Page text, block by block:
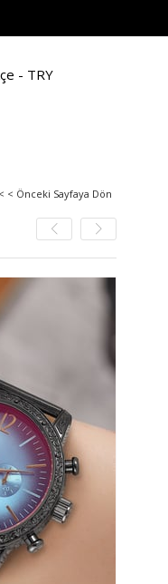
- TRY
< < Önceki Sayfaya Dön